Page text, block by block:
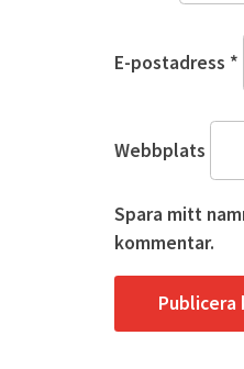
E-postadress *
Webbplats
Spara mitt
kommentar.